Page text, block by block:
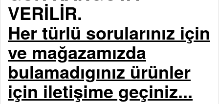
VERİLİR.
Her türlü sorularınız için
ve mağazamızda
bulamadıgınız ürünler
için iletişime geçiniz...